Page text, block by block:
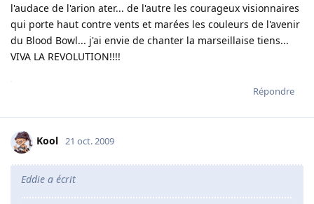
l'audace de l'arion ater... de l'autre les courageux visionnaires
qui porte haut contre vents et marées les couleurs de l'avenir
du Blood Bowl... j'ai envie de chanter la marseillaise tiens...
VIVA LA REVOLUTION!!!!
Répondre
Kool 21 oct. 2009
Eddie a écrit